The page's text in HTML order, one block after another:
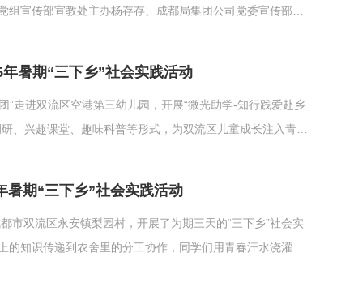
宣传部宣教处主办杨存存、成都局集团公司党委宣传部副
暑期“三下乡”社会实践活动
走进双流区空港第三幼儿园，开展“微光助学-知行践爱赴乡
、兴趣课堂、趣味科普等形式，为双流区儿童成长注入青春
期“三下乡”社会实践活动
市双流区永安镇梨园村，开展了为期三天的“三下乡”社会实
知识传递到农舍里的分工协作，同学们用青春汗水浇灌乡